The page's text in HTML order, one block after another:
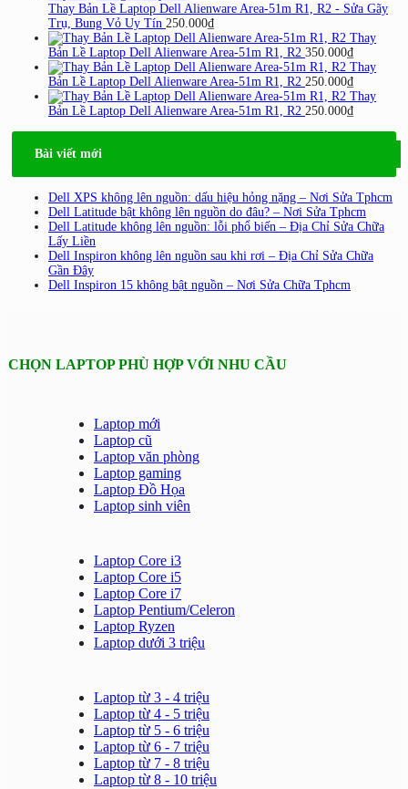
Thay Bản Lề Laptop Dell Alienware Area-51m R1, R2 - Sửa Gãy
Trụ, Bung Vỏ Uy Tín 250.000₫
Thay
Bản Lề Laptop Dell Alienware Area-51m R1, R2 350.000₫
Thay
Bản Lề Laptop Dell Alienware Area-51m R1, R2 250.000₫
Thay
Bản Lề Laptop Dell Alienware Area-51m R1, R2 250.000₫
Bài viết mới
Dell XPS không lên nguồn: dấu hiệu hỏng nặng – Nơi Sửa Tphcm
Dell Latitude bật không lên nguồn do đâu? – Nơi Sửa Tphcm
Dell Latitude không lên nguồn: lỗi phổ biến – Địa Chỉ Sửa Chữa
Lấy Liền
Dell Inspiron không lên nguồn sau khi rơi – Địa Chỉ Sửa Chữa
Gần Đây
Dell Inspiron 15 không bật nguồn – Nơi Sửa Chữa Tphcm
CHỌN LAPTOP PHÙ HỢP VỚI NHU CẦU
Laptop mới
Laptop cũ
Laptop văn phòng
Laptop gaming
Laptop Đồ Họa
Laptop sinh viên
Laptop Core i3
Laptop Core i5
Laptop Core i7
Laptop Pentium/Celeron
Laptop Ryzen
Laptop dưới 3 triệu
Laptop từ 3 - 4 triệu
Laptop từ 4 - 5 triệu
Laptop từ 5 - 6 triệu
Laptop từ 6 - 7 triệu
Laptop từ 7 - 8 triệu
Laptop từ 8 - 10 triệu